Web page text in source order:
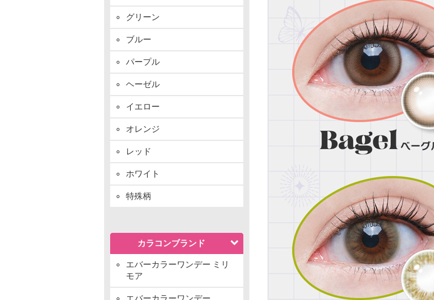
グリーン
ブルー
パープル
ヘーゼル
イエロー
オレンジ
レッド
ホワイト
特殊柄
カラコンブランド
エバーカラーワンデー ミリ
モア
エバーカラーワンデー